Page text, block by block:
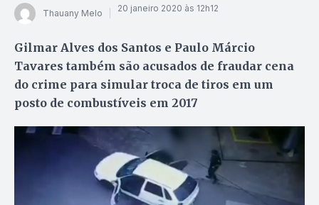
Thauany Melo 20 janeiro 2020 às 12h12
Gilmar Alves dos Santos e Paulo Márcio
Tavares também são acusados de fraudar cena
do crime para simular troca de tiros em um
posto de combustíveis em 2017